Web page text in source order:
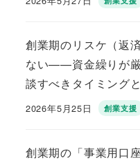
投稿日
創業期のリスケ（返
ない——資金繰りが
談すべきタイミング
投稿日
2026年5月25日 創業支援
創業期の「事業用口